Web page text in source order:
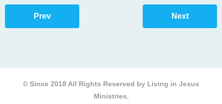
Prev Next
© Since 2018 All Rights Reserved by Living in Jesus
Ministries.